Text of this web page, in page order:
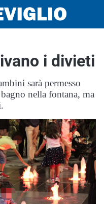
i divieti
sarà permesso
nella fontana, ma